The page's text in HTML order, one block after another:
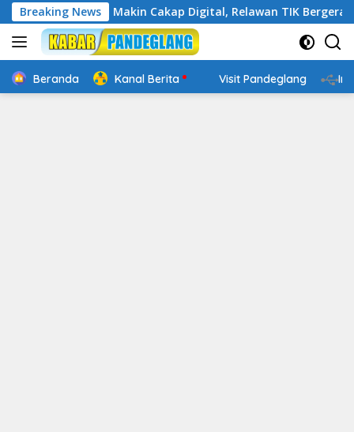
Langsung
ke
konten
Breaking News
: Banten Makin Cakap Digital, Relawan TIK Bergerak
Beranda Kanal Berita Visit Pandeglang